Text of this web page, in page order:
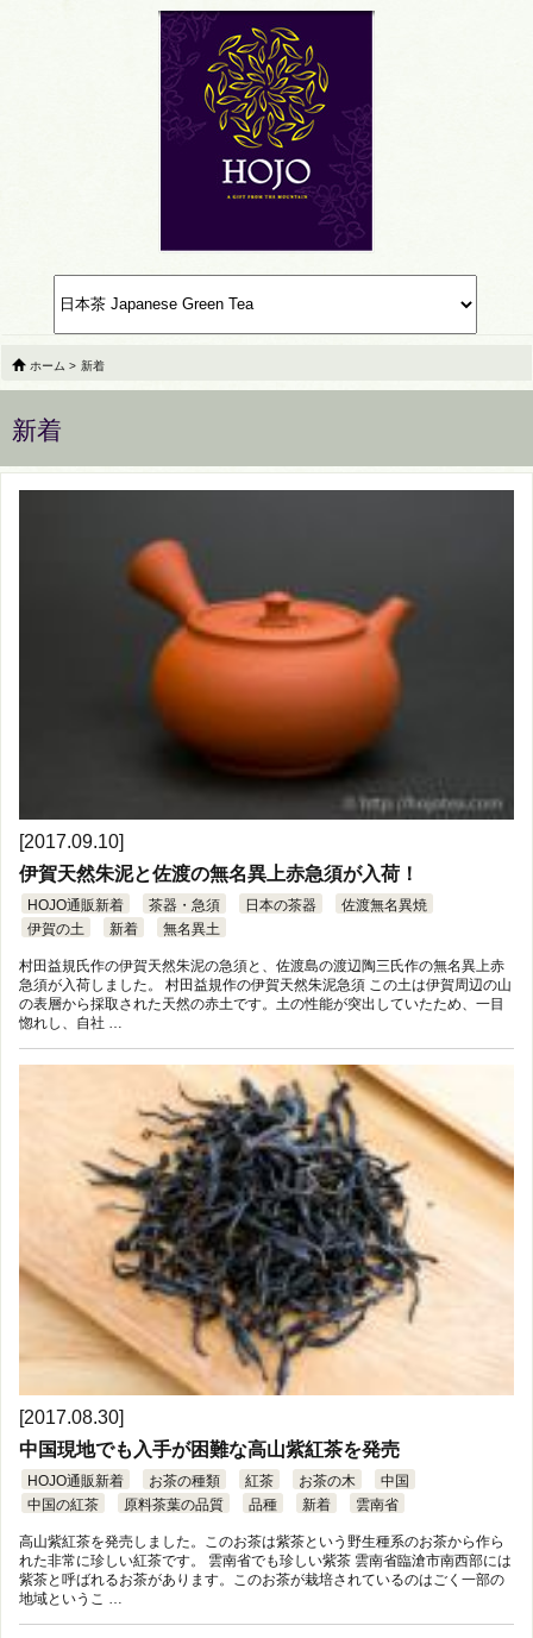
ホーム > 新着
新着
[2017.09.10]
伊賀天然朱泥と佐渡の無名異上赤急須が入荷！
HOJO通販新着 茶器・急須 日本の茶器
佐渡無名異焼
伊賀の土
新着 無名異土
村田益規氏作の伊賀天然朱泥の急須と、佐渡島の渡辺陶三氏作の無名異上赤
急須が入荷しました。 村田益規作の伊賀天然朱泥急須 この土は伊賀周辺の山
の表層から採取された天然の赤土です。土の性能が突出していたため、一目
惚れし、自社 …
[2017.08.30]
中国現地でも入手が困難な高山紫紅茶を発売
HOJO通販新着 お茶の種類 紅茶 お茶の木
中国
中国の紅茶
原料茶葉の品質 品種 新着 雲南省
高山紫紅茶を発売しました。このお茶は紫茶という野生種系のお茶から作ら
れた非常に珍しい紅茶です。 雲南省でも珍しい紫茶 雲南省臨滄市南西部には
紫茶と呼ばれるお茶があります。このお茶が栽培されているのはごく一部の
地域というこ …